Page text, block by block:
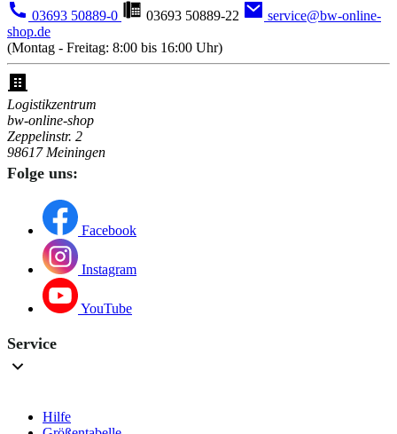
03693 50889-0 03693 50889-22
service@bw-online-
shop.de
(Montag - Freitag: 8:00 bis 16:00 Uhr)
Logistikzentrum
bw-online-shop
Zeppelinstr. 2
98617 Meiningen
Folge uns:
Facebook
Instagram
YouTube
Service
Hilfe